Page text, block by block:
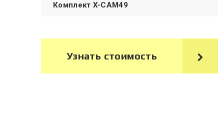
Комплект X-CAM49
Узнать стоимость